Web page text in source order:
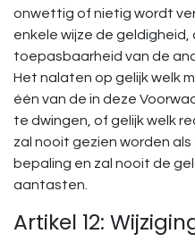
onwettig of nietig wordt
enkele wijze de
toepasbaarheid van de
Het nalaten op gelijk welk
één van de in deze
te dwingen, of gelijk welk
zal nooit gezien worden
bepaling en zal nooit de
aantasten.
Artikel 12: